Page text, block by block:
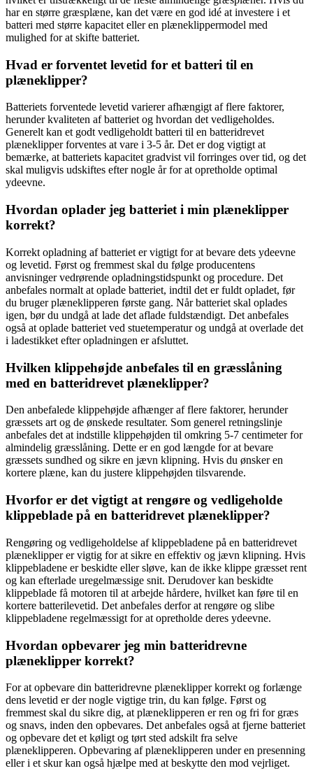
har en større græsplæne, kan det være en god idé at investere i et
batteri med større kapacitet eller en plæneklippermodel med
mulighed for at skifte batteriet.
Hvad er forventet levetid for et batteri til en
plæneklipper?
Batteriets forventede levetid varierer afhængigt af flere faktorer,
herunder kvaliteten af batteriet og hvordan det vedligeholdes.
Generelt kan et godt vedligeholdt batteri til en batteridrevet
plæneklipper forventes at vare i 3-5 år. Det er dog vigtigt at
bemærke, at batteriets kapacitet gradvist vil forringes over tid, og det
skal muligvis udskiftes efter nogle år for at opretholde optimal
ydeevne.
Hvordan oplader jeg batteriet i min plæneklipper
korrekt?
Korrekt opladning af batteriet er vigtigt for at bevare dets ydeevne
og levetid. Først og fremmest skal du følge producentens
anvisninger vedrørende opladningstidspunkt og procedure. Det
anbefales normalt at oplade batteriet, indtil det er fuldt opladet, før
du bruger plæneklipperen første gang. Når batteriet skal oplades
igen, bør du undgå at lade det aflade fuldstændigt. Det anbefales
også at oplade batteriet ved stuetemperatur og undgå at overlade det
i ladestikket efter opladningen er afsluttet.
Hvilken klippehøjde anbefales til en græsslåning
med en batteridrevet plæneklipper?
Den anbefalede klippehøjde afhænger af flere faktorer, herunder
græssets art og de ønskede resultater. Som generel retningslinje
anbefales det at indstille klippehøjden til omkring 5-7 centimeter for
almindelig græsslåning. Dette er en god længde for at bevare
græssets sundhed og sikre en jævn klipning. Hvis du ønsker en
kortere plæne, kan du justere klippehøjden tilsvarende.
Hvorfor er det vigtigt at rengøre og vedligeholde
klippeblade på en batteridrevet plæneklipper?
Rengøring og vedligeholdelse af klippebladene på en batteridrevet
plæneklipper er vigtig for at sikre en effektiv og jævn klipning. Hvis
klippebladene er beskidte eller sløve, kan de ikke klippe græsset rent
og kan efterlade uregelmæssige snit. Derudover kan beskidte
klippeblade få motoren til at arbejde hårdere, hvilket kan føre til en
kortere batterilevetid. Det anbefales derfor at rengøre og slibe
klippebladene regelmæssigt for at opretholde deres ydeevne.
Hvordan opbevarer jeg min batteridrevne
plæneklipper korrekt?
For at opbevare din batteridrevne plæneklipper korrekt og forlænge
dens levetid er der nogle vigtige trin, du kan følge. Først og
fremmest skal du sikre dig, at plæneklipperen er ren og fri for græs
og snavs, inden den opbevares. Det anbefales også at fjerne batteriet
og opbevare det et køligt og tørt sted adskilt fra selve
plæneklipperen. Opbevaring af plæneklipperen under en presenning
eller i et skur kan også hjælpe med at beskytte den mod vejrliget.